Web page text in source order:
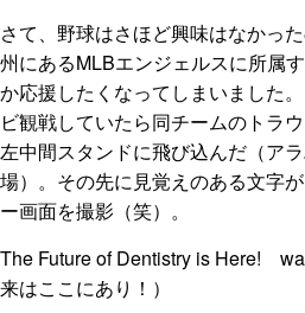
さて、野球はさほど興味はなかっ
州にあるMLBエンジェルスに所属
か応援したくなってしまいました
ビ観戦していたら同チームのトラ
左中間スタンドに飛び込んだ（ア
場）。その先に見覚えのある文字
ー画面を撮影（笑）。
The Future of Dentistry is Here!
来はここにあり！）